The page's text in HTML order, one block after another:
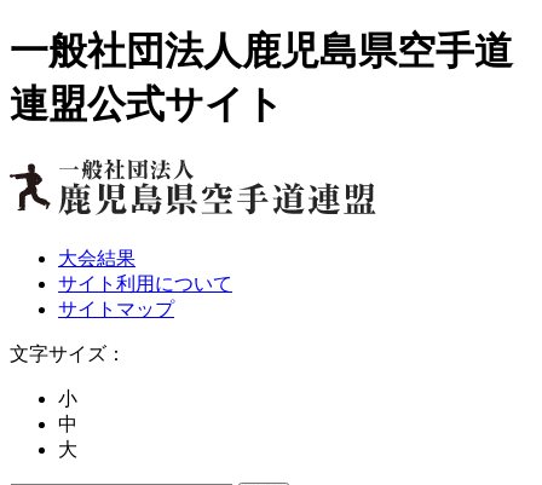
一般社団法人鹿児島県空手道
連盟公式サイト
大会結果
サイト利用について
サイトマップ
文字サイズ：
小
中
大